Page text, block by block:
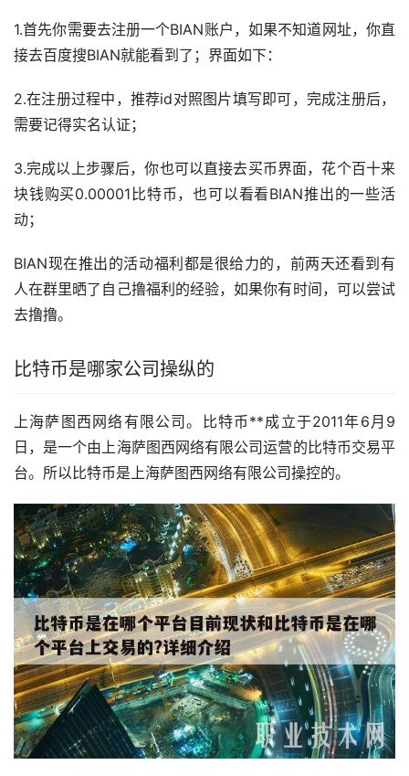
1.首先你需要去注册一个BIAN账户，如果不知道网址，你直
接去百度搜BIAN就能看到了；界面如下：
2.在注册过程中，推荐id对照图片填写即可，完成注册后，
需要记得实名认证；
3.完成以上步骤后，你也可以直接去买币界面，花个百十来
块钱购买0.00001比特币，也可以看看BIAN推出的一些活
动；
BIAN现在推出的活动福利 都是很给力的，前两天还看到有
人在群里晒了自己撸福利的经验，如果你有时间，可以尝试
去撸撸。
比特币是哪家公司操纵的
上海萨图西网络有限公司。比特币**成立于2011年6月9
日，是一个由上海萨图西网络有限公司运营的比特币交易平
台。所以比特币是上海萨图西网络有限公司操控的。